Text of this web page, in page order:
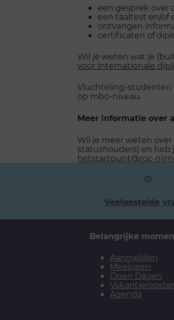
een gesprek over
een taaltest en/of
ontvangen
certificaten of
Wil je weten wat je
voor Internationale
Vluchteling-studenten
op mbo-niveau.
Meer informatie over
Wil je meer weten
statushouders) en
hetstartpunt@roc-
Veelgestelde
Belangrijke
Aanmelden
Meelopen
Open Dagen
Vakantierooster
Agenda